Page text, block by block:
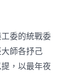
委的統戰委
師各抒己
，以最年夜